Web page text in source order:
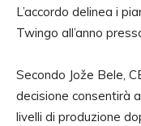
L’accordo delinea i
Twingo all’anno
Secondo Jože Bele,
decisione consentirà
livelli di produzione